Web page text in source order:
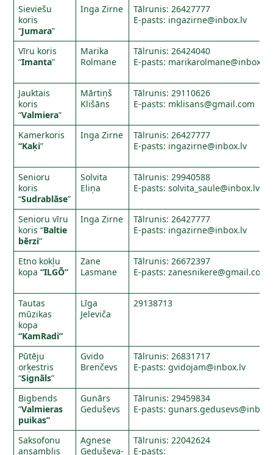
Sieviešu
koris
“Jumara”
Inga Zirne
Tālrunis: 26427777
E-pasts: ingazirne@inbox.lv
Vīru koris
“Imanta”
Marika
Rolmane
Tālrunis: 26424040
E-pasts: marikarolmane@inbox.lv
Jauktais
koris
“Valmiera”
Mārtiņš
Klišāns
Tālrunis: 29110626
E-pasts: mklisans@gmail.com
Kamerkoris
“Kaķi”
Inga Zirne
Tālrunis: 26427777
E-pasts: ingazirne@inbox.lv
Senioru
koris
“Sudrablāse”
Solvita
Eliņa
Tālrunis: 29940588
E-pasts:solvita_saule@inbox.lv
Senioru vīru
koris “Baltie
bērzi”
Inga Zirne
Tālrunis: 26427777
E-pasts: ingazirne@inbox.lv
Etno kokļu
kopa“ILGÕ”
Zane
Lasmane
Tālrunis: 26672397
E-pasts:zanesnikere@gmail.com
Tautas
mūzikas
kopa
“KamRadi”
Līga
Jeleviča
29138713
Pūtēju
orķestris
“Signāls”
Gvido
Brenčevs
Tālrunis: 26831717
E-pasts:gvidojam@inbox.lv
Bigbends
“Valmieras
puikas”
Gunārs
Geduševs
Tālrunis: 29459834
E-pasts:
Saksofonu
ansamblis
Agnese
Geduševa-
Tālrunis: 22042624
E-pasts: